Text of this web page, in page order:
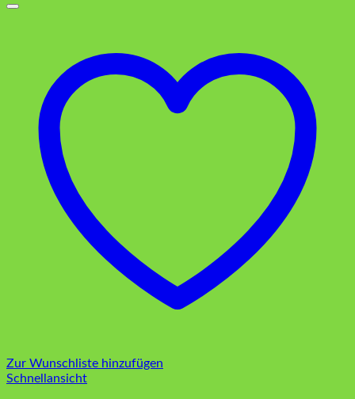
Zur Wunschliste hinzufügen
Schnellansicht